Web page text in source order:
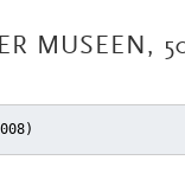
MUSEEN,